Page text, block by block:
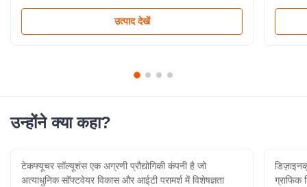
उत्पाद देखें
उन्होंने क्या कहा?
टेकफ्यूचर सॉल्यूशंस एक अग्रणी प्रौद्योगिकी कंपनी है जो
अत्याधुनिक सॉफ्टवेयर विकास और आईटी परामर्श में विशेषज्ञता
ग्राफिक